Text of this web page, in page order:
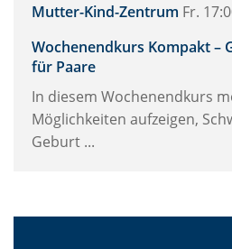
Mutter-Kind-Zentrum Fr.
Wochenendkurs Kompakt –
für Paare
In diesem Wochenendkurs
Möglichkeiten aufzeigen,
Geburt ...